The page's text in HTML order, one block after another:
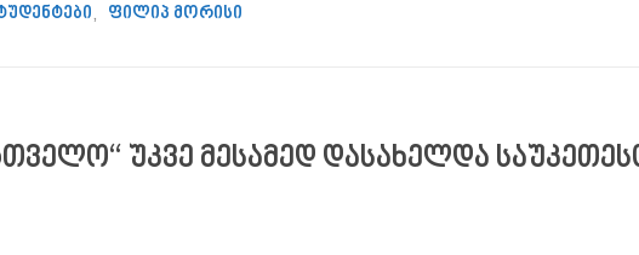
, ფილიპ მორისი
უკვე მესამედ დასახელდა